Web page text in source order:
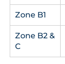
Zone B1
Zone B2 &
C